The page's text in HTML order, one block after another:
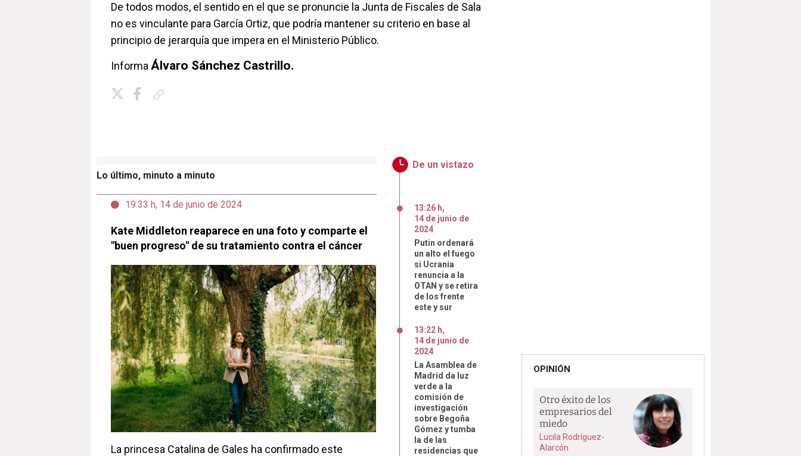
De todos modos, el sentido en el que se pronuncie la Junta de Fiscales de Sala
no es vinculante para García Ortiz, que podría mantener su criterio en base al
principio de jerarquía que impera en el Ministerio Público.
Informa Álvaro Sánchez Castrillo.
Lo último, minuto a minuto
19:33 h, 14 de junio de 2024
Kate Middleton reaparece en una foto y comparte el
"buen progreso" de su tratamiento contra el cáncer
La princesa Catalina de Gales ha confirmado este
De un vistazo
13:26 h,
14 de junio de
2024
Putin ordenará
un alto el fuego
si Ucrania
renuncia a la
OTAN y se retira
de los frente
este y sur
13:22 h,
14 de junio de
2024
La Asamblea de
Madrid da luz
verde a la
comisión de
investigación
sobre Begoña
Gómez y tumba
la de las
residencias que
OPINIÓN
Otro éxito de los
empresarios del
miedo
Lucila Rodríguez-
Alarcón